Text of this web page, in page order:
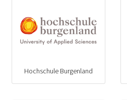
Hochschule Burgenland